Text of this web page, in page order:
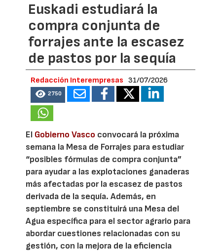
Euskadi estudiará la
compra conjunta de
forrajes ante la escasez
de pastos por la sequía
Redacción Interempresas 31/07/2026
2750
El Gobierno Vasco convocará la próxima
semana la Mesa de Forrajes para estudiar
“posibles fórmulas de compra conjunta”
para ayudar a las explotaciones ganaderas
más afectadas por la escasez de pastos
derivada de la sequía. Además, en
septiembre se constituirá una Mesa del
Agua específica para el sector agrario para
abordar cuestiones relacionadas con su
gestión, con la mejora de la eficiencia